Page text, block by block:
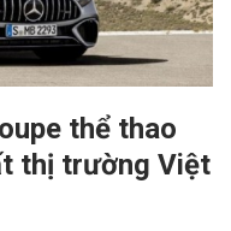
thể thao
thị trường Việt